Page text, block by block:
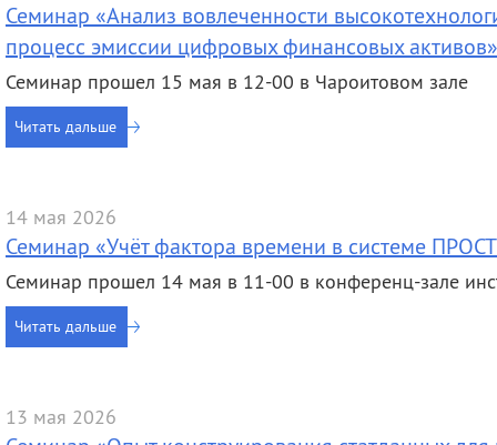
Семинар «Анализ вовлеченности
процесс эмиссии цифровых финансовых активов»
Семинар прошел 15 мая в 12-00 в Чароитовом зале
Читать дальше
14 мая 2026
Семинар «Учёт фактора времени в системе
Семинар прошел 14 мая в 11-00 в конференц-зале
Читать дальше
13 мая 2026